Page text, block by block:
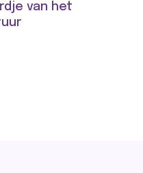
van het